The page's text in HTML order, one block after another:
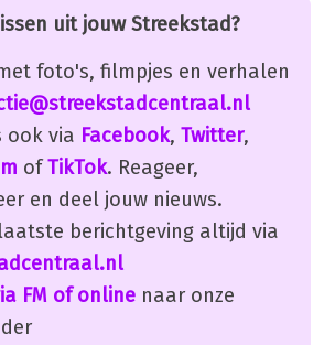
uit jouw Streekstad?
foto's, filmpjes en verhalen
ook via Facebook, Twitter,
ofTikTok. Reageer,
en deel jouw nieuws.
berichtgeving altijd via
FM of onlinenaar onze